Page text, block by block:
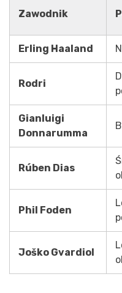
Zawodnik
Erling Haaland
Rodri
Gianluigi
Donnarumma
Rúben Dias
Phil Foden
Joško Gvardiol